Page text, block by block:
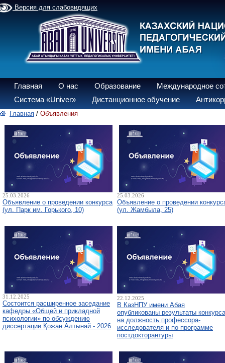
Версия для слабовидящих
Главная О нас Образование
Международное
Система «Univer»
Дистанционное обучение
Главная / Объявления
25.03.2026
Объявление о проведении конкурса
(ул. Парк им. Горького, 10)
25.03.2026
Объявление о проведении
(ул. Жамбыла, 25)
31.12.2025
Состоится расширенное заседание
кафедры «Общей и прикладной
психологии» по обсуждению
диссертации Қожан Алтынай - 2026
22.12.2025
В КазНПУ имени Абая
опубликованы результаты конкурса
на должность профессора-
исследователя и по программе
постдокторантуры